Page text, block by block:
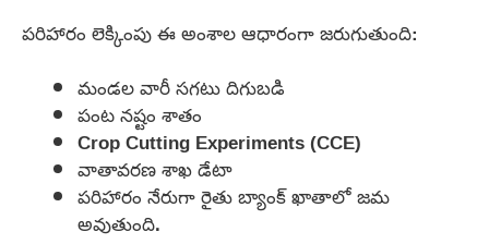
పరిహారం లెక్కింపు ఈ అంశాల ఆధారంగా జరుగుతుంది:
మండల వారీ సగటు దిగుబడి
పంట నష్టం శాతం
Crop Cutting Experiments (CCE)
వాతావరణ శాఖ డేటా
పరిహారం నేరుగా రైతు బ్యాంక్ ఖాతాలో జమ
అవుతుంది.